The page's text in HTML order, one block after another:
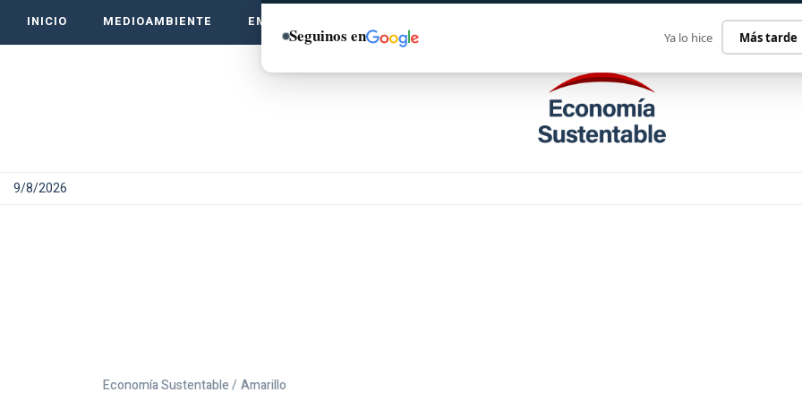
INICIO MEDIOAMBIENTE EMPRENDE VERDE
9/8/2026
Economía Sustentable / Amarillo
Seguinos en Ya lo hice Más tarde